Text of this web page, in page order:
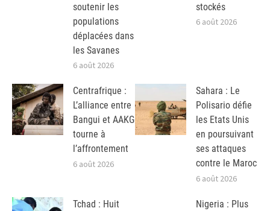
soutenir les
populations
déplacées dans
les Savanes
6 août 2026
stockés
6 août 2026
Centrafrique :
L’alliance entre
Bangui et AAKG
tourne à
l’affrontement
6 août 2026
Sahara : Le
Polisario défie
les Etats Unis
en poursuivant
ses attaques
contre le Maroc
6 août 2026
Tchad : Huit
Nigeria : Plus